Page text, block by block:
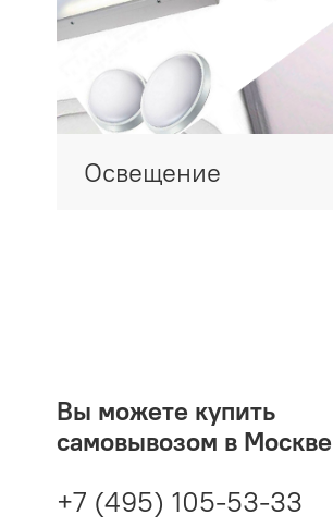
Освещение
Вы можете купить
самовывозом в Москве
+7 (495) 105-53-33